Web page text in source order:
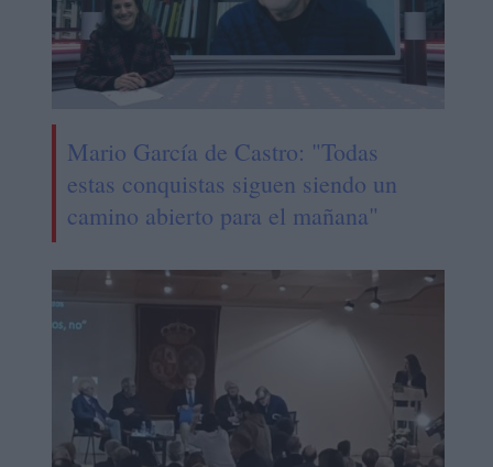
Mario García de Castro: "Todas
estas conquistas siguen siendo un
camino abierto para el mañana"